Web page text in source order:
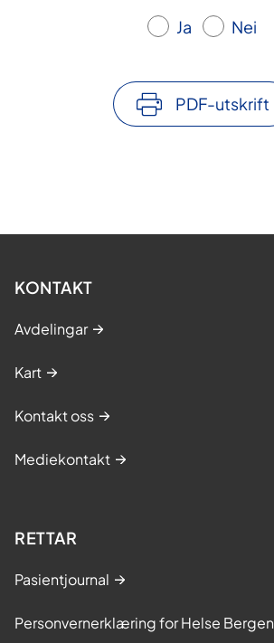
Ja Nei
PDF-utskrift
KONTAKT
Avdelingar
Kart
Kontakt oss
Mediekontakt
RETTAR
Pasientjournal
Personvernerklæring for Helse Bergen